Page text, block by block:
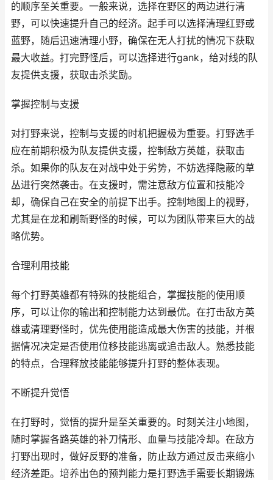
的顺序至关重要。一般来说，选择在野区的两边进行清
野，可以快速提升自己的经济。起手可以选择清理红野或
蓝野，随后迅速清理小野，确保在无人打扰的情况下获取
最大收益。打完野怪后，可以选择进行gank，给对线的队
友提供支援，获取击杀奖励。
掌握控制与支援
对打野来说，控制与支援的时机把握极为重要。打野选手
应在前期积极为队友提供支援，控制敌方英雄，获取击
杀。如果你的队友在对战中处于劣势，不妨选择隐蔽的草
丛进行突然袭击。在支援时，需注意敌方位置和技能冷
却，确保自己在安全的前提下出手。控制地图上的视野，
尤其是在龙和刷新野怪的时候，可以为团队带来巨大的战
略优势。
合理利用技能
每个打野英雄都有特殊的技能组合，掌握技能的使用顺
序，可以让你的输出和控制能力达到最优。在打击敌方英
雄或清理野怪时，优先使用能造成最大伤害的技能，并根
据情况决定是否使用位移技能逃离或追击敌人。熟悉技能
的特点，合理释放技能能够提升打野的整体表现。
不断提升觉悟
在打野时，觉悟的提升是至关重要的。时刻关注小地图，
随时掌握各路英雄的补刀情形、血量与技能冷却。在敌方
打野出现时，做好反野的准备，防止敌方通过反击来缩小
经济差距。培养出色的预判能力是打野选手需要长期锻炼